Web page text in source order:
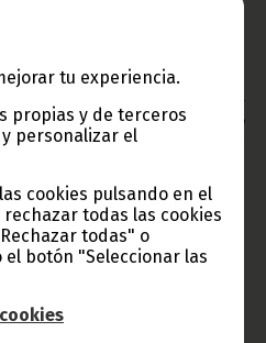
tu experiencia.
propias y de terceros
personalizar el
cookies pulsando en el
todas las cookies
todas" o
botón "Seleccionar las
del Consejo de Ministros,
con vítores a la República de
de Guinea Ecuatorial
parcial de este artículo o de las
debe hacerse, siempre y en todo
fuente de origen de la misma
de Guinea Ecuatorial).